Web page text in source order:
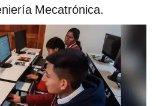
Mecatrónica.